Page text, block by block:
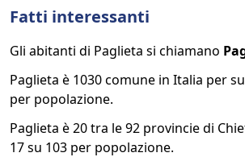
Fatti interessanti
Gli abitanti di Paglieta si chiamano
Paglieta è 1030 comune in Italia per
per popolazione.
Paglieta è 20 tra le 92 provincie di
17 su 103 per popolazione.